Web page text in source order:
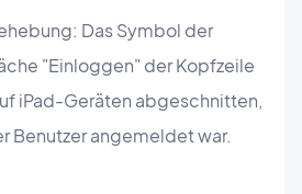
Das Symbol der
"Einloggen" der Kopfzeile
iPad-Geräten abgeschnitten,
Benutzer angemeldet war.